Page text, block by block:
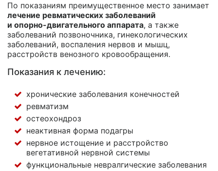
По показаниям преимущественное место занимает
лечение ревматических заболеваний
и опорно-двигательного аппарата, а также
заболеваний позвоночника, гинекологических
заболеваний, воспаления нервов и мышц,
расстройств венозного кровообращения.
Показания к лечению:
хронические заболевания конечностей
ревматизм
остеохондроз
неактивная форма подагры
нервное истощение и расстройство
вегетативной нервной системы
функциональные невралгические заболевания